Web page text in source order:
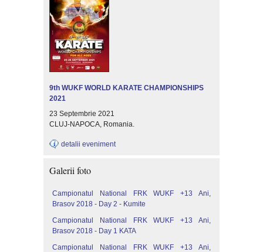
9th WUKF WORLD KARATE CHAMPIONSHIPS
2021
23 Septembrie 2021
CLUJ-NAPOCA, Romania.
detalii eveniment
Galerii foto
Campionatul National FRK WUKF +13 Ani,
Brasov 2018 - Day 2 - Kumite
Campionatul National FRK WUKF +13 Ani,
Brasov 2018 - Day 1 KATA
Campionatul National FRK WUKF +13 Ani,